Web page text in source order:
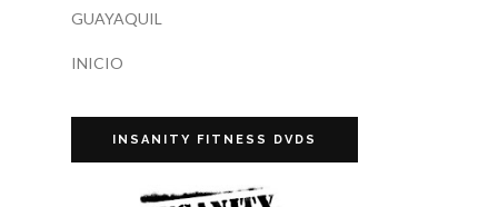
GUAYAQUIL
INICIO
INSANITY FITNESS DVDS